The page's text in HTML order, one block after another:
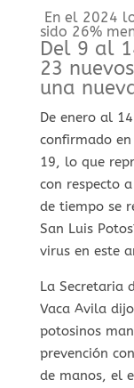
En el 2024
sido 26%
Del 9 al
23
una
De enero al
confirmado
19, lo que
con respecto
de tiempo se
San Luis
virus en este
La Secretaria
Vaca Avila
potosinos
prevención
de manos, el